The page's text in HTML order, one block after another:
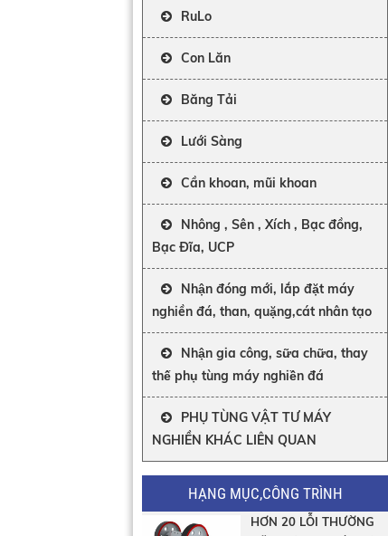
RuLo
Con Lăn
Băng Tải
Lưới Sàng
Cần khoan, mũi khoan
Nhông , Sên , Xích , Bạc đồng,
Bạc Đĩa, UCP
Nhận đóng mới, lắp đặt máy
nghiền đá, than, quặng,cát nhân tạo
Nhận gia công, sữa chữa, thay
thế phụ tùng máy nghiền đá
PHỤ TÙNG VẬT TƯ MÁY
NGHIỀN KHÁC LIÊN QUAN
HẠNG MỤC,CÔNG TRÌNH
HƠN 20 LỖI THƯỜNG